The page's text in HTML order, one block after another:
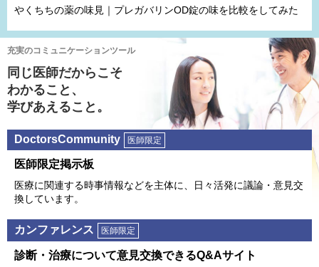
やくちちの薬の味見｜プレガバリンOD錠の味を比較をしてみた
充実のコミュニケーションツール
同じ医師だからこそ
わかること、
学びあえること。
DoctorsCommunity 医師限定
医師限定掲⽰板
医療に関連する時事情報などを主体に、⽇々活発に議論・意⾒交
換しています。
カンファレンス 医師限定
診断・治療について意⾒交換できるQ&Aサイト